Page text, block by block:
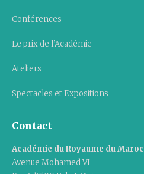
Conférences
Le prix de l’Académie
Ateliers
Spectacles et Expositions
Contact
Académie du Royaume du Maroc
Avenue Mohamed VI